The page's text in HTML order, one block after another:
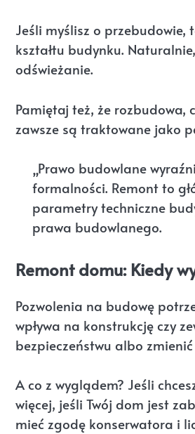
Jeśli myślisz o
kształtu budynku.
odświeżanie.
Pamiętaj też, że
zawsze są traktowane jako
„Prawo budowlane
formalności. Remont to
parametry techniczne
prawa budowlanego.
Remont domu: Kiedy
Pozwolenia na budowę
wpływa na konstrukcję czy
bezpieczeństwu albo
A co z wyglądem? Jeśli
więcej, jeśli Twój dom jest
mieć zgodę konserwatora i